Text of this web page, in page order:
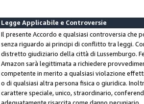
Legge Applicabile e Controversie
Il presente Accordo e qualsiasi controversia che
senza riguardo ai principi di conflitto tra leggi.
distretto giudiziario della città di Lussemburgo.
Amazon sarà legittimata a richiedere
competente in merito a qualsiasi violazione
o di qualsiasi altra persona fisica o giuridica.
carattere speciale, unico, straordinario,